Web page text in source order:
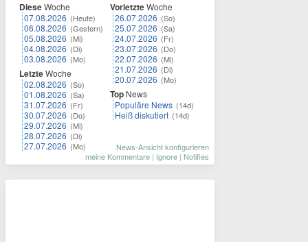
DieseWoche
07.08.2026 (Heute)
06.08.2026 (Gestern)
05.08.2026 (Mi)
04.08.2026 (Di)
03.08.2026 (Mo)
LetzteWoche
02.08.2026 (So)
01.08.2026 (Sa)
31.07.2026 (Fr)
30.07.2026 (Do)
29.07.2026 (Mi)
28.07.2026 (Di)
27.07.2026 (Mo)
VorletzteWoche
26.07.2026 (So)
25.07.2026 (Sa)
24.07.2026 (Fr)
23.07.2026 (Do)
22.07.2026 (Mi)
21.07.2026 (Di)
20.07.2026 (Mo)
Top News
Populäre News (14d)
Heiß diskutiert (14d)
News-Ansicht konfigurieren
meine Kommentare | Ignore | Notifies